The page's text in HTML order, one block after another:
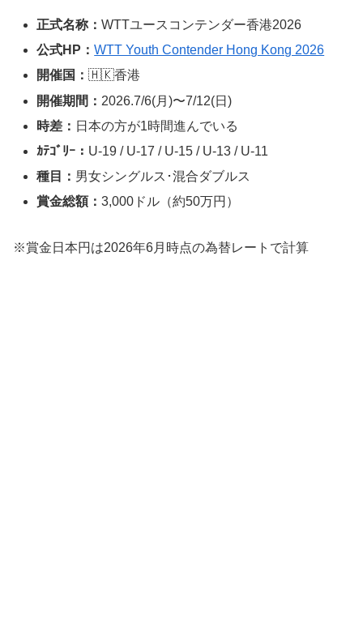
正式名称：WTTユースコンテンダー香港2026
公式HP：WTT Youth Contender Hong Kong 2026
開催国：🇭🇰香港
開催期間： 2026.7/6(月)〜7/12(日)
時差： 日本の方が1時間進んでいる
ｶﾃｺﾞﾘｰ： U-19 / U-17 / U-15 / U-13 / U-11
種目： 男女シングルス･混合ダブルス
賞金総額：3,000ドル（約50万円）
※賞金日本円は2026年6月時点の為替レートで計算